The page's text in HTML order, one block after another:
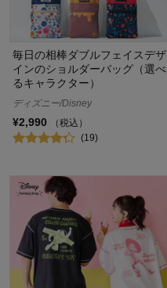
毎日の相棒ダブルフェイスデザ
インのショルダーバッグ（選べ
るキャラクター）
ディズニー/Disney
¥2,990
（税込）
(19)